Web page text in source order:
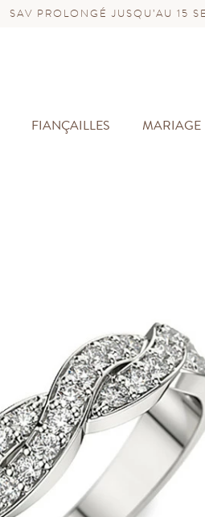
SAV PROLONGÉ JUSQU’AU 15
FIANÇAILLES MARIAGE